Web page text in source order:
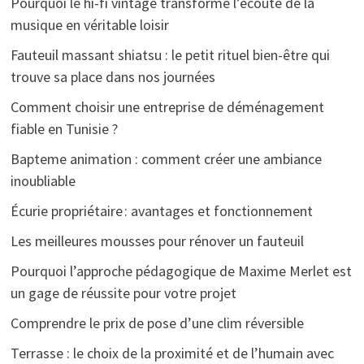
musique en véritable loisir
Fauteuil massant shiatsu : le petit rituel bien-être qui
trouve sa place dans nos journées
Comment choisir une entreprise de déménagement
fiable en Tunisie ?
Bapteme animation : comment créer une ambiance
inoubliable
Écurie propriétaire : avantages et fonctionnement
Les meilleures mousses pour rénover un fauteuil
Pourquoi l’approche pédagogique de Maxime Merlet est
un gage de réussite pour votre projet
Comprendre le prix de pose d’une clim réversible
Terrasse : le choix de la proximité et de l’humain avec